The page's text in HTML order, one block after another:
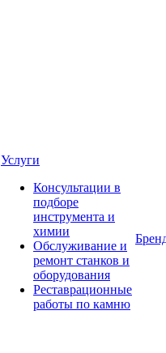
Услуги
Консультации в
подборе
инструмента и
химии
Обслуживание и
ремонт станков и
оборудования
Реставрационные
работы по камню